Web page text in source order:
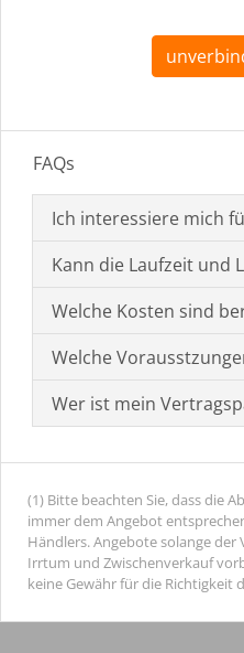
FAQs
Ich interessiere mich
Kann die Laufzeit und
Welche Kosten sind
Welche
Wer ist mein
(1) Bitte beachten Sie, dass die
immer dem Angebot
Händlers. Angebote solange
Irrtum und Zwischenverkauf
keine Gewähr für die Richtigkeit